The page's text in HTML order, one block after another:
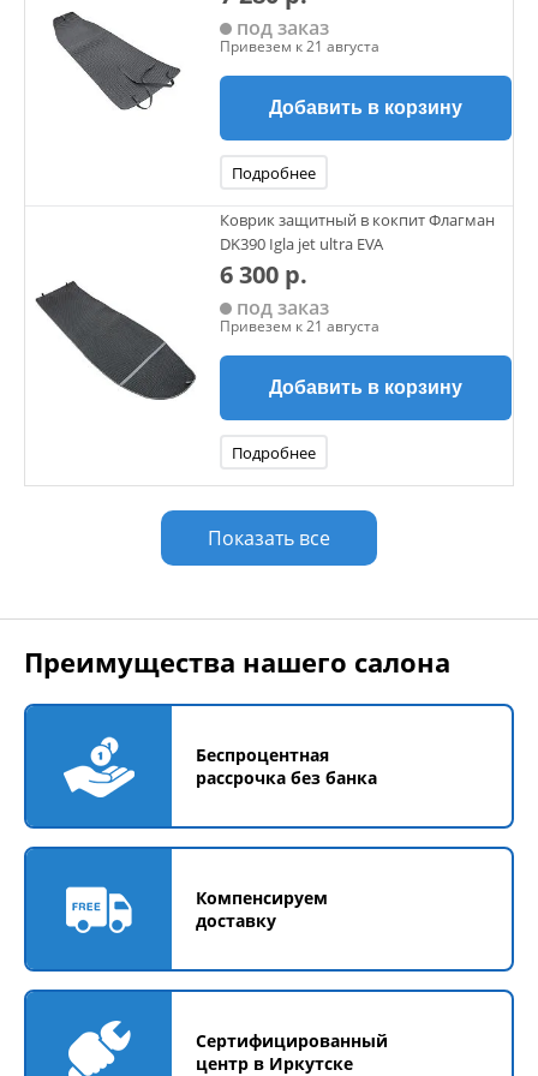
под заказ
Привезем к 21 августа
Добавить в корзину
Подробнее
Коврик защитный в кокпит Флагман
DK390 Igla jet ultra EVA
6 300 р.
под заказ
Привезем к 21 августа
Добавить в корзину
Подробнее
Показать все
Преимущества нашего салона
Беспроцентная
рассрочка без банка
Компенсируем
доставку
Сертифицированный
центр в Иркутске